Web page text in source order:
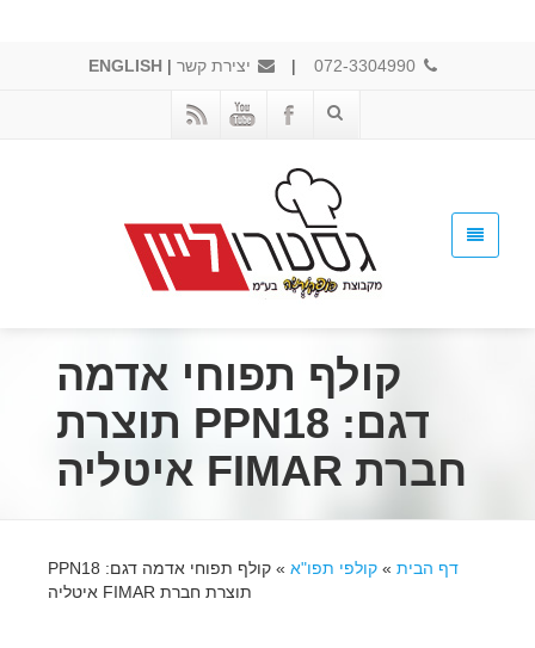
072-3304990
| יצירת קשר |
ENGLISH
קולף תפוחי אדמה
דגם: PPN18 תוצרת
חברת FIMAR איטליה
דף הבית » קולפי תפו"א »
קולף תפוחי אדמה דגם: PPN18
תוצרת חברת FIMAR איטליה